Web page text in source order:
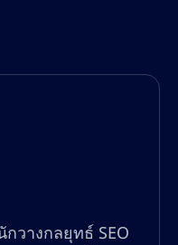
วางกลยุทธ์ SEO